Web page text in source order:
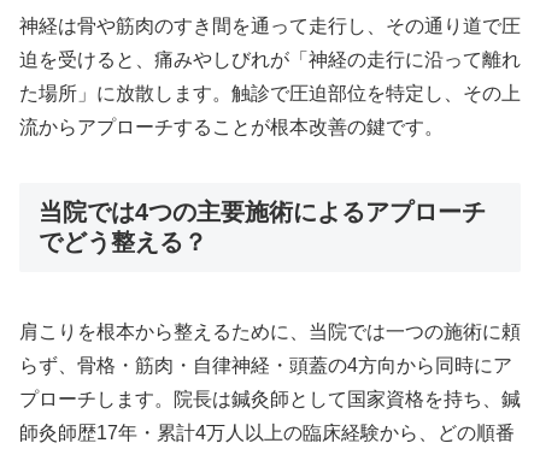
神経は骨や筋肉のすき間を通って走行し、その通り道で圧
迫を受けると、痛みやしびれが「神経の走行に沿って離れ
た場所」に放散します。触診で圧迫部位を特定し、その上
流からアプローチすることが根本改善の鍵です。
当院では4つの主要施術によるアプローチ
でどう整える？
肩こりを根本から整えるために、当院では一つの施術に頼
らず、骨格・筋肉・自律神経・頭蓋の4方向から同時にア
プローチします。院長は鍼灸師として国家資格を持ち、鍼
師灸師歴17年・累計4万人以上の臨床経験から、どの順番